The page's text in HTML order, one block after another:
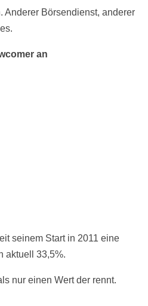
Anderer Börsendienst, anderer
an
seinem Start in 2011 eine
aktuell 33,5%.
nur einen Wert der rennt.